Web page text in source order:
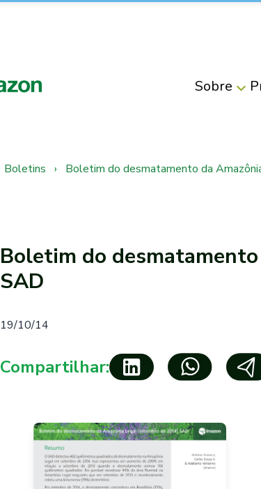
Sobre
Boletins › Boletim do desmatamento da
Boletim do
SAD
19/10/14
Compartilhar: